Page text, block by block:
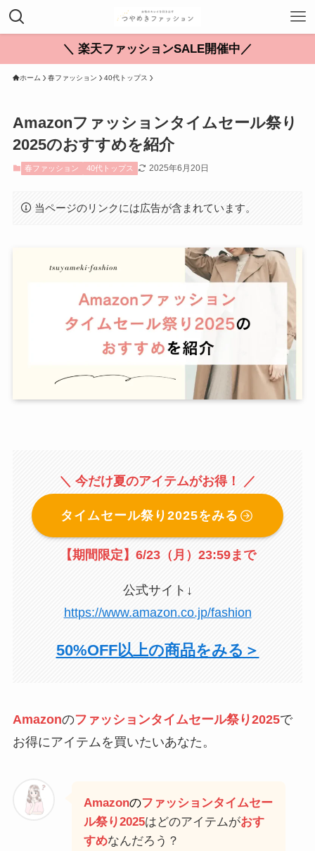
＼ 楽天ファッションSALE開催中／
ホーム 春ファッション 40代トップス
Amazonファッションタイムセール祭り
2025のおすすめを紹介
春ファッション 40代トップス 2025年6月20日
当ページのリンクには広告が含まれています。
＼ 今だけ夏のアイテムがお得！ ／
タイムセール祭り2025をみる
【期間限定】6/23（月）23:59まで
公式サイト↓
https://www.amazon.co.jp/fashion
50%OFF以上の商品をみる＞
Amazonのファッションタイムセール祭り2025で
お得にアイテムを買いたいあなた。
Amazonのファッションタイムセー
ル祭り2025はどのアイテムがおす
すめなんだろう？